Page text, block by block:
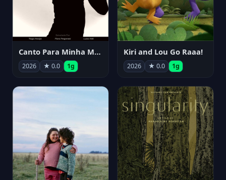
Canto Para Minha Morte
2026 ★ 0.0 1g
Kiri and Lou Go Raaa!
2026 ★ 0.0 1g